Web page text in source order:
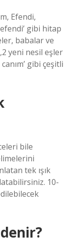
Efendi,
gibi hitap
babalar ve
yeni nesil eşler
gibi çeşitli
bile
tek ışık
10-